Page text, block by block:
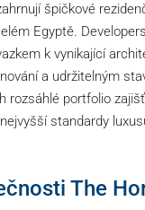
špičkové
Egyptě.
k vynikající
a udržitelným
rozsáhlé portfolio
standardy
The